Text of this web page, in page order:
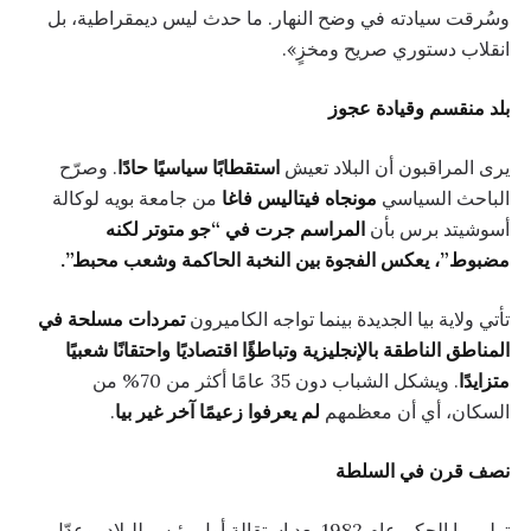
وسُرقت سيادته في وضح النهار. ما حدث ليس ديمقراطية، بل
انقلاب دستوري صريح ومخزٍ».
بلد منقسم وقيادة عجوز
يرى المراقبون أن البلاد تعيش استقطابًا سياسيًا حادًا. وصرّح
الباحث السياسي مونجاه فيتاليس فاغا من جامعة بويه لوكالة
أسوشيتد برس بأن المراسم جرت في “جو متوتر لكنه
مضبوط”، يعكس الفجوة بين النخبة الحاكمة وشعب محبط”.
تأتي ولاية بيا الجديدة بينما تواجه الكاميرونتمردات مسلحة في
المناطق الناطقة بالإنجليزية وتباطؤًا اقتصاديًا واحتقانًا شعبيًا
متزايدًا
. ويشكل الشباب دون 35 عامًا أكثر من 70% من
السكان، أي أن معظمهم لم يعرفوا زعيمًا آخر غير بيا.
نصف قرن في السلطة